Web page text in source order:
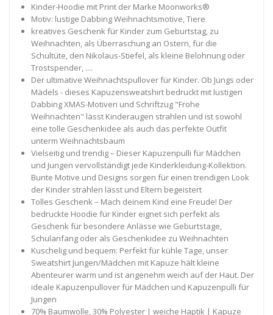
Kinder-Hoodie mit Print der Marke Moonworks®
Motiv: lustige Dabbing Weihnachtsmotive, Tiere
kreatives Geschenk für Kinder zum Geburtstag, zu
Weihnachten, als Überraschung an Ostern, für die
Schultüte, den Nikolaus-Stiefel, als kleine Belohnung oder
Trostspender, ....
Der ultimative Weihnachtspullover für Kinder. Ob Jungs oder
Mädels - dieses Kapuzensweatshirt bedruckt mit lustigen
Dabbing XMAS-Motiven und Schriftzug "Frohe
Weihnachten" lässt Kinderaugen strahlen und ist sowohl
eine tolle Geschenkidee als auch das perfekte Outfit
unterm Weihnachtsbaum
Vielseitig und trendig – Dieser Kapuzenpulli für Mädchen
und Jungen vervollständigt jede Kinderkleidung-Kollektion.
Bunte Motive und Designs sorgen für einen trendigen Look
der Kinder strahlen lässt und Eltern begeistert
Tolles Geschenk – Mach deinem Kind eine Freude! Der
bedruckte Hoodie für Kinder eignet sich perfekt als
Geschenk für besondere Anlässe wie Geburtstage,
Schulanfang oder als Geschenkidee zu Weihnachten
Kuschelig und bequem: Perfekt für kühle Tage, unser
Sweatshirt Jungen/Mädchen mit Kapuze hält kleine
Abenteurer warm und ist angenehm weich auf der Haut. Der
ideale Kapuzenpullover für Mädchen und Kapuzenpulli für
Jungen
70% Baumwolle, 30% Polyester | weiche Haptik | Kapuze